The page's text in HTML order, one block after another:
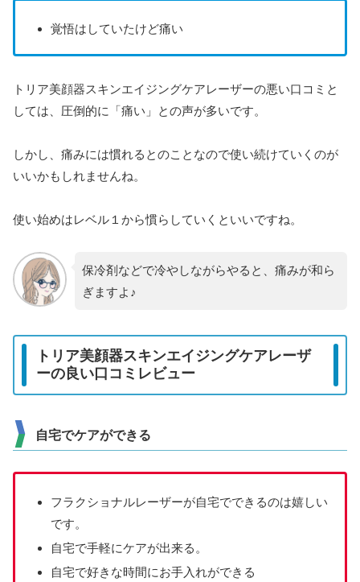
覚悟はしていたけど痛い
トリア美顔器スキンエイジングケアレーザーの悪い口コミと
しては、圧倒的に「痛い」との声が多いです。
しかし、痛みには慣れるとのことなので使い続けていくのが
いいかもしれませんね。
使い始めはレベル１から慣らしていくといいですね。
保冷剤などで冷やしながらやると、痛みが和ら
ぎますよ♪
トリア美顔器スキンエイジングケアレーザ
ーの良い口コミレビュー
自宅でケアができる
フラクショナルレーザーが自宅でできるのは嬉しい
です。
自宅で手軽にケアが出来る。
自宅で好きな時間にお手入れができる